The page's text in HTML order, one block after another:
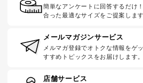
簡単なアンケートに回答するだけ
合った最適なサイズをご提案します
メールマガジンサービス
メルマガ登録でオトクな情報をゲ
すすめトピックスをお届けします。
店舗サービス